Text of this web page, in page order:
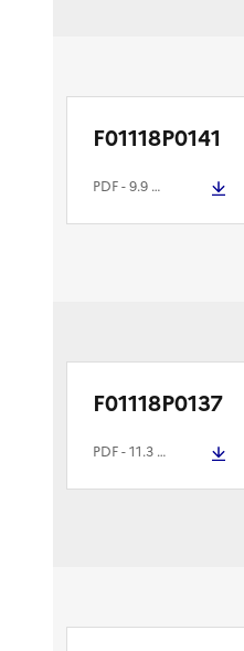
F01118P0141
PDF- 9.9 Mio
F01118P0137
PDF- 11.3 Mio